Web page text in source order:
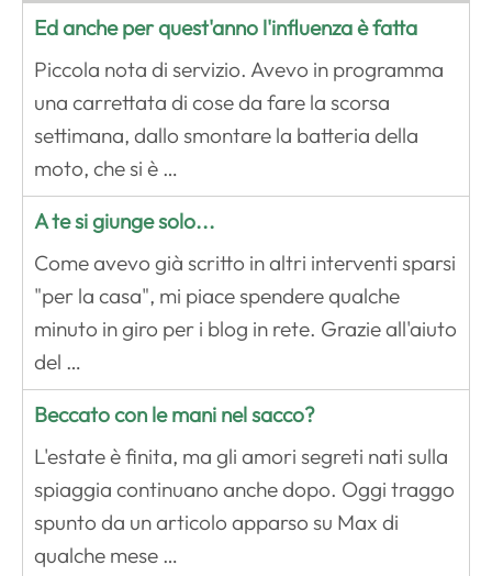
Ed anche per quest'anno l'influenza è fatta
Piccola nota di servizio. Avevo in programma
una carrettata di cose da fare la scorsa
settimana, dallo smontare la batteria della
moto, che si è …
A te si giunge solo...
Come avevo già scritto in altri interventi sparsi
"per la casa", mi piace spendere qualche
minuto in giro per i blog in rete. Grazie all'aiuto
del …
Beccato con le mani nel sacco?
L'estate è finita, ma gli amori segreti nati sulla
spiaggia continuano anche dopo. Oggi traggo
spunto da un articolo apparso su Max di
qualche mese …